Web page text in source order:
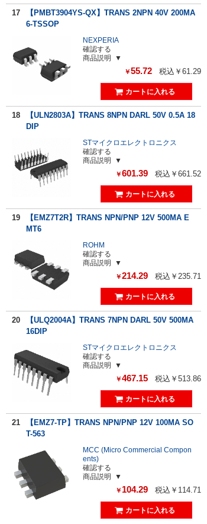
17
【PMBT3904YS-QX】TRANS 2NPN 40V 200MA
6-TSSOP
NEXPERIA
確認する
商品説明
￥55.72 税込￥61.29
18
【ULN2803A】TRANS 8NPN DARL 50V 0.5A 18
DIP
STマイクロエレクトロニクス
確認する
商品説明
￥601.39 税込￥661.52
19
【EMZ7T2R】TRANS NPN/PNP 12V 500MA E
MT6
ROHM
確認する
商品説明
￥214.29 税込￥235.71
20
【ULQ2004A】TRANS 7NPN DARL 50V 500MA
16DIP
STマイクロエレクトロニクス
確認する
商品説明
￥467.15 税込￥513.86
21
【EMZ7-TP】TRANS NPN/PNP 12V 100MA SO
T-563
MCC (Micro Commercial Compon
ents)
確認する
商品説明
￥ 104.29 税込￥114.71